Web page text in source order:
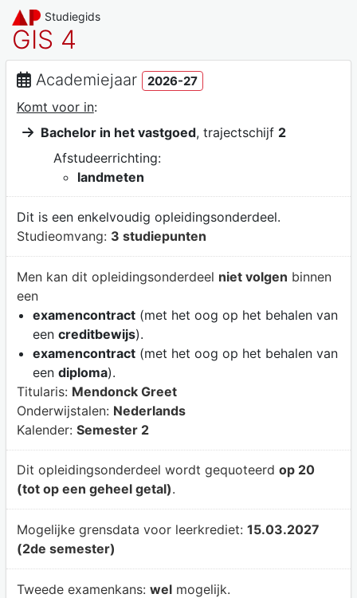
Studiegids
GIS 4
Academiejaar 2026-27
Komt voor in:
Bachelor in het vastgoed, trajectschijf 2
Afstudeerrichting:
landmeten
Dit is een enkelvoudig opleidingsonderdeel.
Studieomvang: 3 studiepunten
Men kan dit opleidingsonderdeel niet volgen binnen
een
examencontract(met het oog op het behalen van
een creditbewijs).
examencontract(met het oog op het behalen van
een diploma).
Titularis: Mendonck Greet
Onderwijstalen: Nederlands
Kalender: Semester 2
Dit opleidingsonderdeel wordt gequoteerd op 20
(tot op een geheel getal).
Mogelijke grensdata voor leerkrediet: 15.03.2027
(2de semester)
Tweede examenkans: welmogelijk.